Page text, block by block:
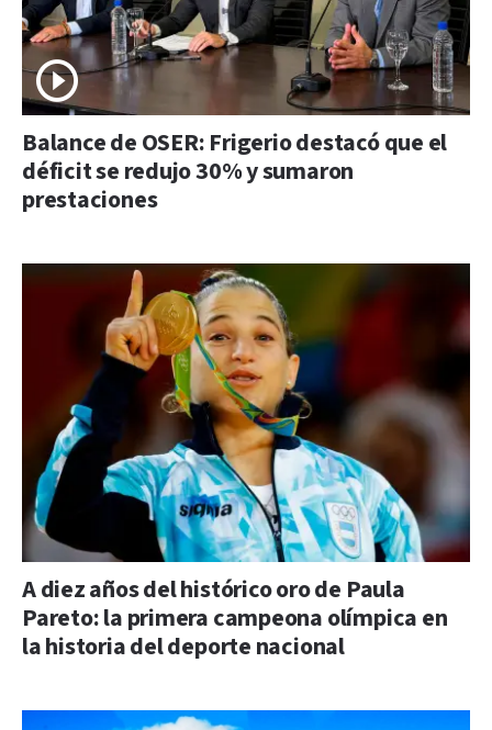
Balance de OSER: Frigerio destacó que el
déficit se redujo 30% y sumaron
prestaciones
A diez años del histórico oro de Paula
Pareto: la primera campeona olímpica en
la historia del deporte nacional